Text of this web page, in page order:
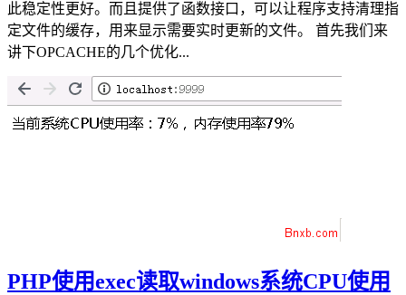
此稳定性更好。而且提供了函数接口，可以让程序支持清理指
定文件的缓存，用来显示需要实时更新的文件。 首先我们来
讲下OPCACHE的几个优化...
PHP使用exec读取windows系统CPU使用